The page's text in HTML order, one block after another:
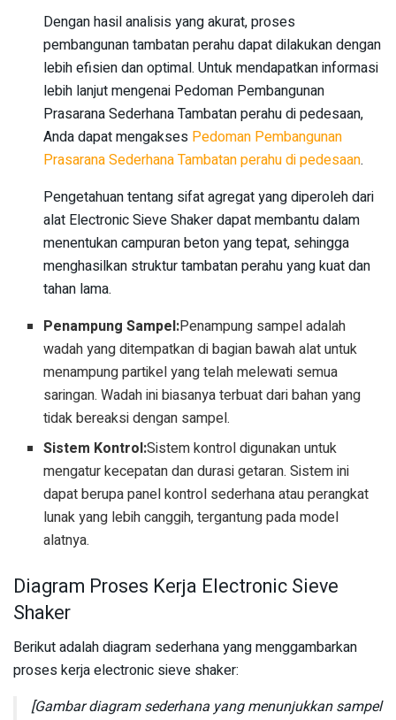
Dengan hasil analisis yang akurat, proses
pembangunan tambatan perahu dapat dilakukan dengan
lebih efisien dan optimal. Untuk mendapatkan informasi
lebih lanjut mengenai Pedoman Pembangunan
Prasarana Sederhana Tambatan perahu di pedesaan,
Anda dapat mengakses Pedoman Pembangunan
Prasarana Sederhana Tambatan perahu di pedesaan.
Pengetahuan tentang sifat agregat yang diperoleh dari
alat Electronic Sieve Shaker dapat membantu dalam
menentukan campuran beton yang tepat, sehingga
menghasilkan struktur tambatan perahu yang kuat dan
tahan lama.
Penampung Sampel:Penampung sampel adalah
wadah yang ditempatkan di bagian bawah alat untuk
menampung partikel yang telah melewati semua
saringan. Wadah ini biasanya terbuat dari bahan yang
tidak bereaksi dengan sampel.
Sistem Kontrol:Sistem kontrol digunakan untuk
mengatur kecepatan dan durasi getaran. Sistem ini
dapat berupa panel kontrol sederhana atau perangkat
lunak yang lebih canggih, tergantung pada model
alatnya.
Diagram Proses Kerja Electronic Sieve
Shaker
Berikut adalah diagram sederhana yang menggambarkan
proses kerja electronic sieve shaker:
[Gambar diagram sederhana yang menunjukkan sampel